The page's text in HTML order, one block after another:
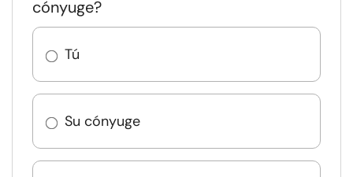
cónyuge?
Tú
Su cónyuge